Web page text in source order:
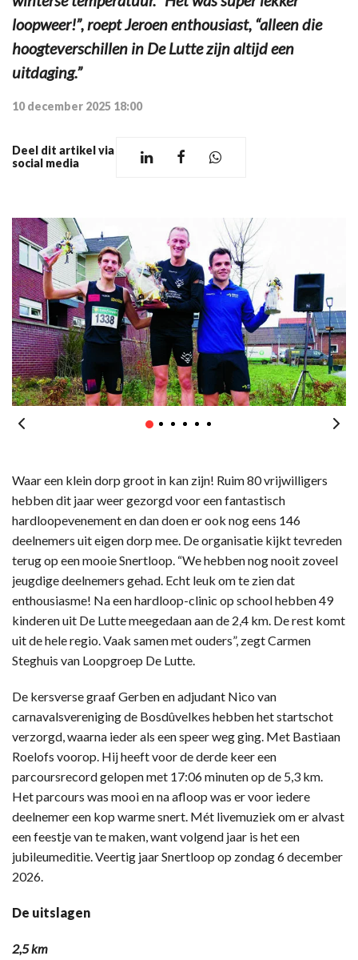
loopweer!”, roept Jeroen enthousiast, “alleen die
hoogteverschillen in De Lutte zijn altijd een
uitdaging.”
10 december 2025 18:00
Deel dit artikel via
social media
Waar een klein dorp groot in kan zijn! Ruim 80 vrijwilligers
hebben dit jaar weer gezorgd voor een fantastisch
hardloopevenement en dan doen er ook nog eens 146
deelnemers uit eigen dorp mee. De organisatie kijkt tevreden
terug op een mooie Snertloop. “We hebben nog nooit zoveel
jeugdige deelnemers gehad. Echt leuk om te zien dat
enthousiasme! Na een hardloop-clinic op school hebben 49
kinderen uit De Lutte meegedaan aan de 2,4 km. De rest komt
uit de hele regio. Vaak samen met ouders”, zegt Carmen
Steghuis van Loopgroep De Lutte.
De kersverse graaf Gerben en adjudant Nico van
carnavalsvereniging de Bosdûvelkes hebben het startschot
verzorgd, waarna ieder als een speer weg ging. Met Bastiaan
Roelofs voorop. Hij heeft voor de derde keer een
parcoursrecord gelopen met 17:06 minuten op de 5,3 km.
Het parcours was mooi en na afloop was er voor iedere
deelnemer een kop warme snert. Mét livemuziek om er alvast
een feestje van te maken, want volgend jaar is het een
jubileumeditie. Veertig jaar Snertloop op zondag 6 december
2026.
De uitslagen
2,5 km